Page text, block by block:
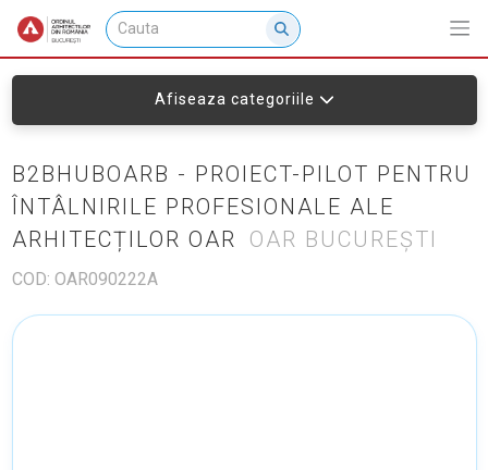
Afiseaza categoriile
B2BHUBOARB - PROIECT-PILOT PENTRU
ÎNTÂLNIRILE PROFESIONALE ALE
ARHITECȚILOR OAR
OAR BUCUREȘTI
COD: OAR090222A